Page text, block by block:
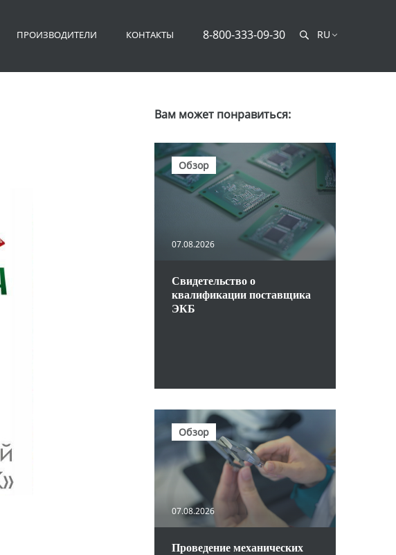
ПРОИЗВОДИТЕЛИ КОНТАКТЫ 8-800-333-09-30 RU
Вам может понравиться:
Обзор
07.08.2026
Свидетельство о
квалификации поставщика
ЭКБ
Обзор
07.08.2026
Проведение механических